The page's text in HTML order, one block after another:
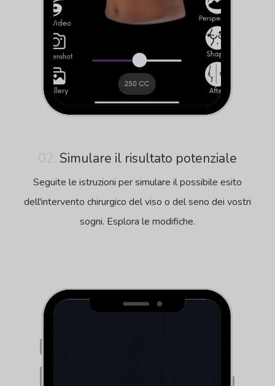
Simulare il risultato potenziale
Seguite le istruzioni per simulare il possibile esito
dell'intervento chirurgico del viso o del seno dei vostri
sogni. Esplora le modifiche.